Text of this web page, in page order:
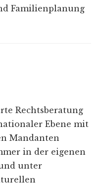
Familienplanung
Rechtsberatung
Ebene mit
Mandanten
in der eigenen
unter